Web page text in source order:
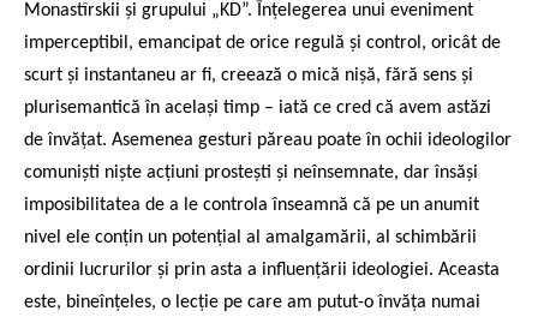
Monastîrskii și grupului „KD”. Înțelegerea unui eveniment
imperceptibil, emancipat de orice regulă și control, oricât de
scurt și instantaneu ar fi, creează o mică nișă, fără sens și
plurisemantică în același timp – iată ce cred că avem astăzi
de învățat. Asemenea gesturi păreau poate în ochii ideologilor
comuniști niște acțiuni prostești și neînsemnate, dar însăși
imposibilitatea de a le controla înseamnă că pe un anumit
nivel ele conțin un potențial al amalgamării, al schimbării
ordinii lucrurilor și prin asta a influențării ideologiei. Aceasta
este, bineînțeles, o lecție pe care am putut-o învăța numai